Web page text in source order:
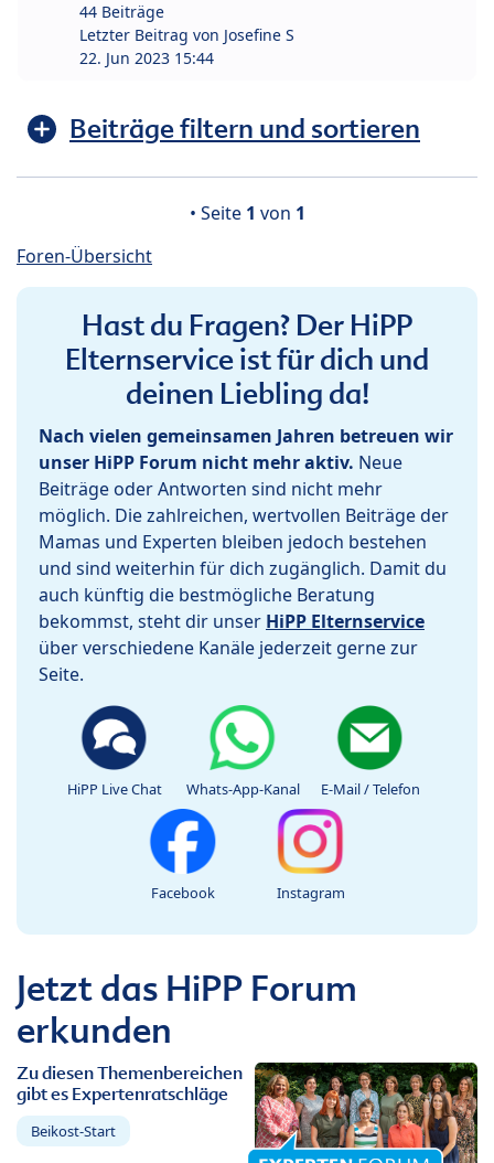
44 Beiträge
Letzter Beitrag von Josefine S
22. Jun 2023 15:44
Beiträge filtern und sortieren
• Seite 1 von 1
Foren-Übersicht
Hast du Fragen? Der HiPP
Elternservice ist für dich und
deinen Liebling da!
Nach vielen gemeinsamen Jahren betreuen wir
unser HiPP Forum nicht mehr aktiv. Neue
Beiträge oder Antworten sind nicht mehr
möglich. Die zahlreichen, wertvollen Beiträge der
Mamas und Experten bleiben jedoch bestehen
und sind weiterhin für dich zugänglich. Damit du
auch künftig die bestmögliche Beratung
bekommst, steht dir unser HiPP Elternservice
über verschiedene Kanäle jederzeit gerne zur
Seite.
HiPP Live Chat Whats-App-Kanal E-Mail / Telefon
Facebook Instagram
Jetzt das HiPP Forum
erkunden
Zu diesen Themenbereichen
gibt es Expertenratschläge
Beikost-Start